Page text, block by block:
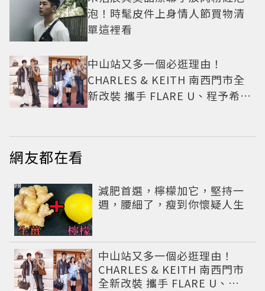
泡！時髦皮件上身情人節買物清
單這裡看
中山站又多一個必逛理由！
CHARLES & KEITH 南西門市全
新改裝 攜手 FLARE U、程予希演
網友都在看
減肥首選，檸檬加它，堅持一
週，腰細了，瘦到你懷疑人生
PR
中山站又多一個必逛理由！
CHARLES & KEITH 南西門市
全新改裝 攜手 FLARE U、程